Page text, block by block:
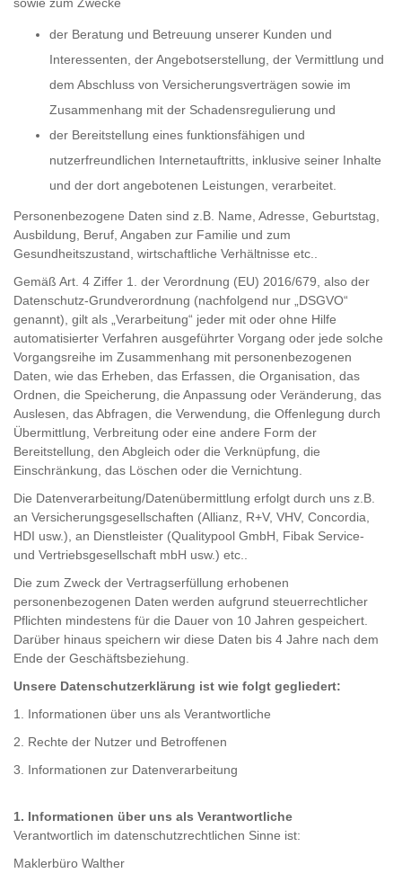
der Beratung und Betreuung unserer Kunden und
Interessenten, der Angebotserstellung, der Vermittlung und
dem Abschluss von Versicherungsverträgen sowie im
Zusammenhang mit der Schadensregulierung und
der Bereitstellung eines funktionsfähigen und
nutzerfreundlichen Internetauftritts, inklusive seiner Inhalte
und der dort angebotenen Leistungen, verarbeitet.
Personenbezogene Daten sind z.B. Name, Adresse, Geburtstag,
Ausbildung, Beruf, Angaben zur Familie und zum
Gesundheitszustand, wirtschaftliche Verhältnisse etc..
Gemäß Art. 4 Ziffer 1. der Verordnung (EU) 2016/679, also der
Datenschutz-Grundverordnung (nachfolgend nur „DSGVO“
genannt), gilt als „Verarbeitung“ jeder mit oder ohne Hilfe
automatisierter Verfahren ausgeführter Vorgang oder jede solche
Vorgangsreihe im Zusammenhang mit personenbezogenen
Daten, wie das Erheben, das Erfassen, die Organisation, das
Ordnen, die Speicherung, die Anpassung oder Veränderung, das
Auslesen, das Abfragen, die Verwendung, die Offenlegung durch
Übermittlung, Verbreitung oder eine andere Form der
Bereitstellung, den Abgleich oder die Verknüpfung, die
Einschränkung, das Löschen oder die Vernichtung.
Die Datenverarbeitung/Datenübermittlung erfolgt durch uns z.B.
an Versicherungsgesellschaften (Allianz, R+V, VHV, Concordia,
HDI usw.), an Dienstleister (Qualitypool GmbH, Fibak Service-
und Vertriebsgesellschaft mbH usw.) etc..
Die zum Zweck der Vertragserfüllung erhobenen
personenbezogenen Daten werden aufgrund steuerrechtlicher
Pflichten mindestens für die Dauer von 10 Jahren gespeichert.
Darüber hinaus speichern wir diese Daten bis 4 Jahre nach dem
Ende der Geschäftsbeziehung.
Unsere Datenschutzerklärung ist wie folgt gegliedert:
1. Informationen über uns als Verantwortliche
2. Rechte der Nutzer und Betroffenen
3. Informationen zur Datenverarbeitung
1. Informationen über uns als Verantwortliche
Verantwortlich im datenschutzrechtlichen Sinne ist:
Maklerbüro Walther